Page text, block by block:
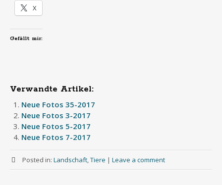
X
Gefällt mir:
Verwandte Artikel:
Neue Fotos 35-2017
Neue Fotos 3-2017
Neue Fotos 5-2017
Neue Fotos 7-2017
Posted in: Landschaft,Tiere | Leave a comment